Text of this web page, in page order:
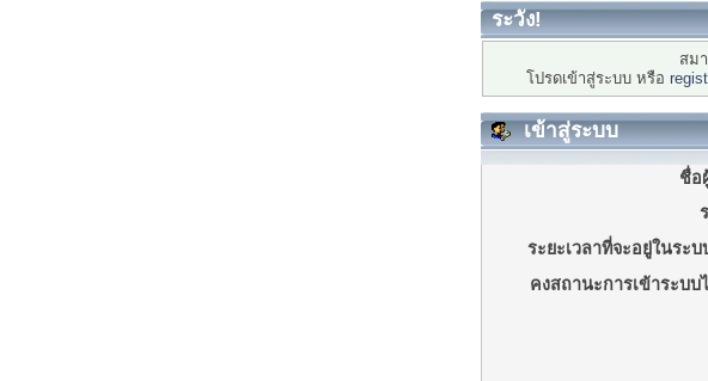
ระวัง!
สม
โปรดเข้าสู่ระบบ หรือ
เข้าสู่ระบบ
ชื่อ
ระยะเวลาที่จะอยู่ในระ
คงสถานะการเข้าระบบ